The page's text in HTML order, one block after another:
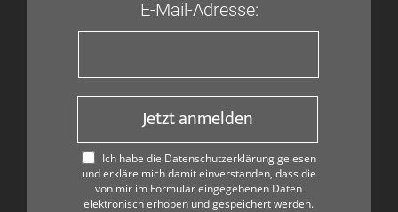
E-Mail-Adresse:
Jetzt anmelden
Ich habe die Datenschutzerklärung gelesen
und erkläre mich damit einverstanden, dass die
von mir im Formular eingegebenen Daten
elektronisch erhoben und gespeichert werden.